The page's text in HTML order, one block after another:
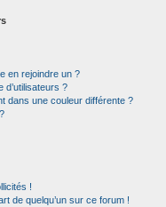
en rejoindre un ?
d’utilisateurs ?
dans une couleur différente ?
!
de quelqu’un sur ce forum !